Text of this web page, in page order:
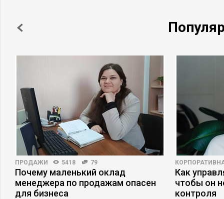
ПРОДАЖИ 5418 79
Почему маленький оклад
менеджера по продажам опасен
для бизнеса
Как
чтобы он
контроля